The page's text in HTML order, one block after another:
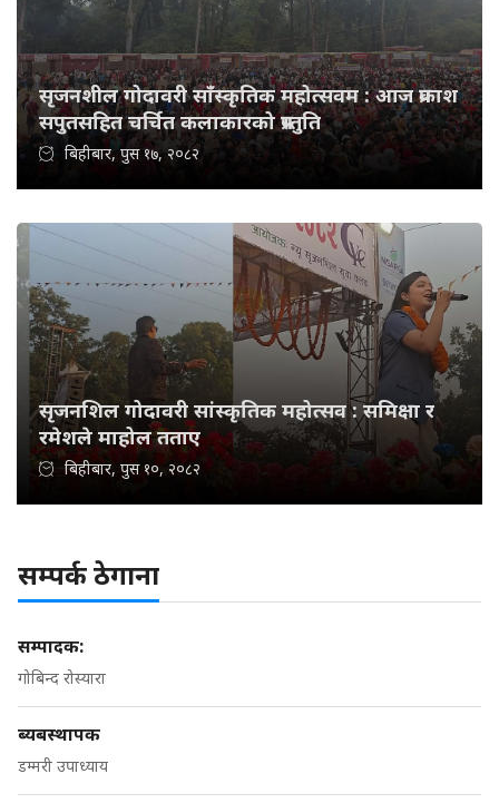
सृजनशील गोदावरी साँस्कृतिक महोत्सवम : आज प्रकाश
सपुतसहित चर्चित कलाकारको प्रस्तुति
बिहीबार, पुस १७, २०८२
सृजनशिल गोदावरी सांस्कृतिक महोत्सव : समिक्षा र
रमेशले माहोल तताए
बिहीबार, पुस १०, २०८२
सम्पर्क ठेगाना
सम्पादक:
गोबिन्द रोस्यारा
ब्यबस्थापक
डम्मरी उपाध्याय